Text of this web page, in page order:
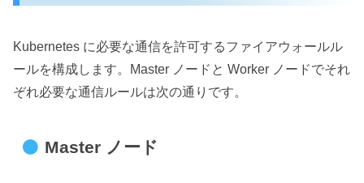
Kubernetes に必要な通信を許可するファイアウォールル
ールを構成します。Master ノードと Worker ノードでそれ
ぞれ必要な通信ルールは次の通りです。
Master ノード